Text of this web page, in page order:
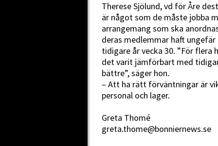
Therese Sjölund, vd för Åre
är något som de måste jobba
arrangemang som ska
deras medlemmar haft
tidigare år vecka 30. ”För
det varit jämförbart med
bättre”, säger hon.
– Att ha rätt förväntningar är
personal och lager.
Greta Thomé
greta.thome@bonniernews.se